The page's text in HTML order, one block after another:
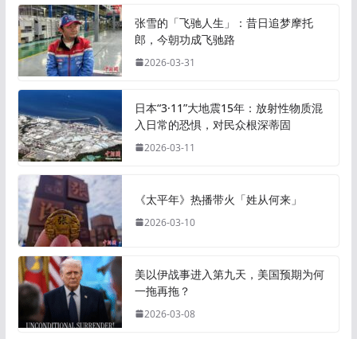
张雪的「飞驰人生」：昔日追梦摩托
郎，今朝功成飞驰路
2026-03-31
日本“3·11”大地震15年：放射性物质混
入日常的恐惧，对民众根深蒂固
2026-03-11
《太平年》热播带火「姓从何来」
2026-03-10
美以伊战事进入第九天，美国预期为何
一拖再拖？
2026-03-08